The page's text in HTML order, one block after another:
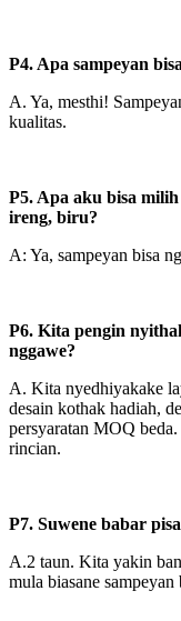
P4. Apa sampeyan
A. Ya, mesthi!
kualitas.
P5. Apa aku bisa
ireng, biru?
A: Ya, sampeyan bisa
P6. Kita pengin
nggawe?
A. Kita nyedhiyakake
desain kothak hadiah,
persyaratan MOQ
rincian.
P7. Suwene babar
A.2 taun. Kita yakin
mula biasane